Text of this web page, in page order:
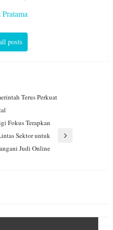
posts
Terus Perkuat
Fokus Terapkan
Sektor untuk
Judi Online